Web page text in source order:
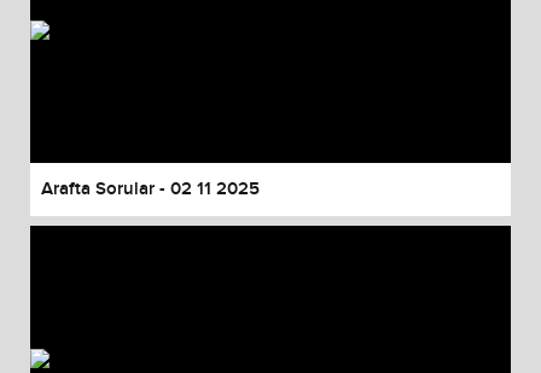
Arafta Sorular - 02 11 2025